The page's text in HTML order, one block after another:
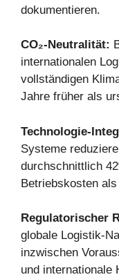
dokumentieren.
CO₂-Neutralität:
internationalen
vollständigen
Jahre früher als
Technologie-
Systeme
durchschnittlich
Betriebskosten
Regulatorischer
globale Logistik-
inzwischen
und internationale